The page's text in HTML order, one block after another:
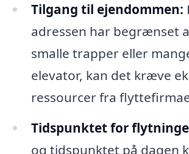
Tilgang til ejendommen:
adressen har begrænset
smalle trapper eller
elevator, kan det kræve
ressourcer fra
Tidspunktet for
og tidspunktet på dagen